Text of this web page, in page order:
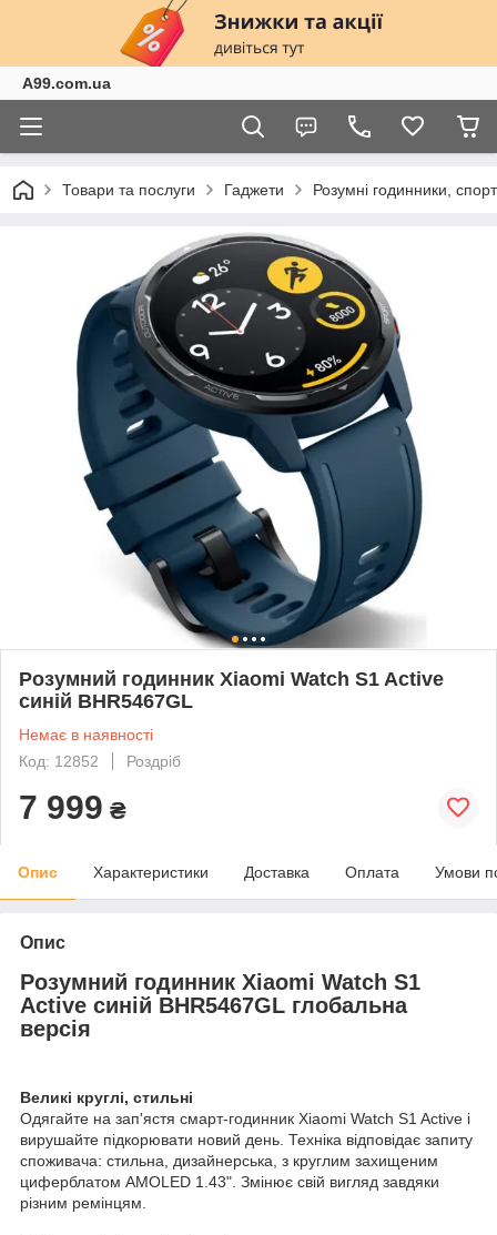
A99.com.ua
Товари та послуги Гаджети Розумні годинники,
Розумний годинник Xiaomi Watch S1 Active
синій BHR5467GL
Немає в наявності
Код: 12852
Роздріб
7 999 ₴
Опис Характеристики Доставка Оплата Умови
Опис
Розумний годинник Xiaomi Watch S1
Active синій BHR5467GL глобальна
версія
Великі круглі, стильні
Одягайте на зап'ястя смарт-годинник Xiaomi Watch S1 Active і
вирушайте підкорювати новий день. Техніка відповідає запиту
споживача: стильна, дизайнерська, з круглим захищеним
циферблатом AMOLED 1.43". Змінює свій вигляд завдяки
різним ремінцям.